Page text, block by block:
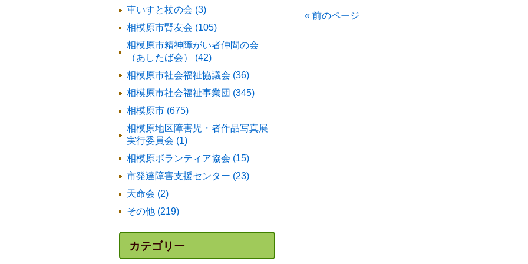
« 前のページ
車いすと杖の会 (3)
相模原市腎友会 (105)
相模原市精神障がい者仲間の会
（あしたば会） (42)
相模原市社会福祉協議会 (36)
相模原市社会福祉事業団 (345)
相模原市 (675)
相模原地区障害児・者作品写真展
実行委員会 (1)
相模原ボランティア協会 (15)
市発達障害支援センター (23)
天命会 (2)
その他 (219)
カテゴリー